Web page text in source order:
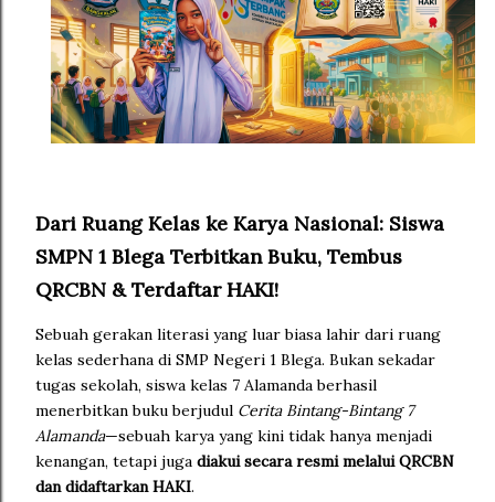
Dari Ruang Kelas ke Karya Nasional: Siswa
SMPN 1 Blega Terbitkan Buku, Tembus
QRCBN & Terdaftar HAKI!
Sebuah gerakan literasi yang luar biasa lahir dari ruang
kelas sederhana di SMP Negeri 1 Blega. Bukan sekadar
tugas sekolah, siswa kelas 7 Alamanda berhasil
menerbitkan buku berjudul Cerita Bintang-Bintang 7
Alamanda—sebuah karya yang kini tidak hanya menjadi
kenangan, tetapi juga diakui secara resmi melalui QRCBN
dan didaftarkan HAKI.